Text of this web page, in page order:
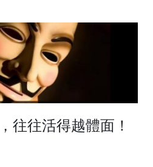
往往活得越體面！